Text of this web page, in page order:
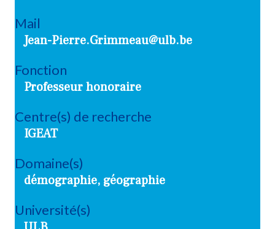
Mail
Jean-Pierre.Grimmeau@ulb.be
Fonction
Professeur honoraire
Centre(s) de recherche
IGEAT
Domaine(s)
démographie, géographie
Université(s)